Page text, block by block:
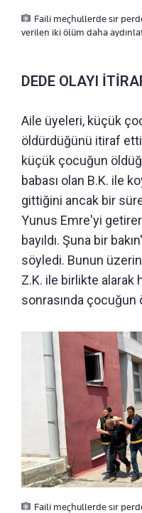
Faili meçhullerde sır
verilen iki ölüm daha
DEDE OLAYI
Aile üyeleri, küçük
öldürdüğünü itiraf
küçük çocuğun
babası olan B.K. ile
gittiğini ancak bir
Yunus Emre'yi
bayıldı. Şuna bir
söyledi. Bunun
Z.K. ile birlikte
sonrasında
Faili meçhullerde sır